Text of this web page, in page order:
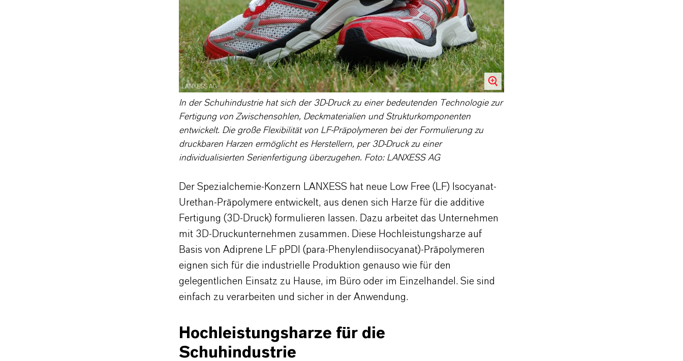
LANXESS AG
In der Schuhindustrie hat sich der 3D-Druck zu einer bedeutenden Technologie zur
Fertigung von Zwischensohlen, Deckmaterialien und Strukturkomponenten
entwickelt. Die große Flexibilität von LF-Präpolymeren bei der Formulierung zu
druckbaren Harzen ermöglicht es Herstellern, per 3D-Druck zu einer
individualisierten Serienfertigung überzugehen. Foto: LANXESS AG
Der Spezialchemie-Konzern LANXESS hat neue Low Free (LF) Isocyanat-
Urethan-Präpolymere entwickelt, aus denen sich Harze für die additive
Fertigung (3D-Druck) formulieren lassen. Dazu arbeitet das Unternehmen
mit 3D-Druckunternehmen zusammen. Diese Hochleistungsharze auf
Basis von Adiprene LF pPDI (para-Phenylendiisocyanat)-Präpolymeren
eignen sich für die industrielle Produktion genauso wie für den
gelegentlichen Einsatz zu Hause, im Büro oder im Einzelhandel. Sie sind
einfach zu verarbeiten und sicher in der Anwendung.
Hochleistungsharze für die
Schuhindustrie